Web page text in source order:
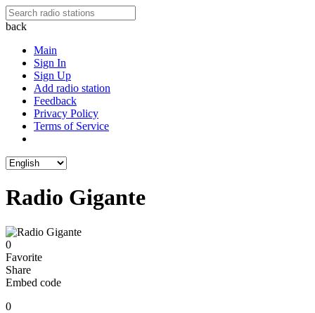
back
Main
Sign In
Sign Up
Add radio station
Feedback
Privacy Policy
Terms of Service
Radio Gigante
0
Favorite
Share
Embed code
0